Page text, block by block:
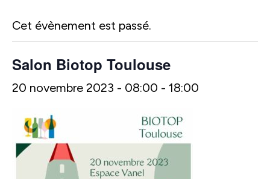
Cet évènement est passé.
Salon Biotop Toulouse
20 novembre 2023 - 08:00 - 18:00